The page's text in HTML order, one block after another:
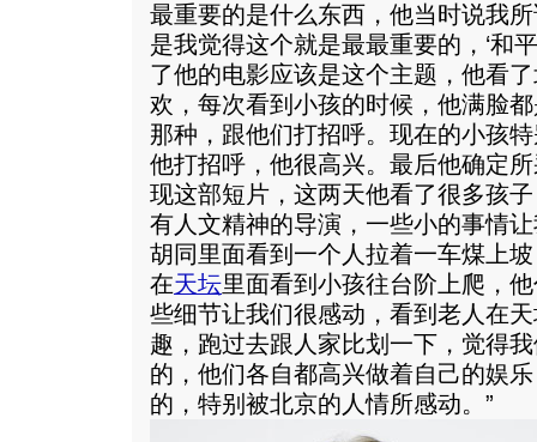
最重要的是什么东西，他当时说我
是我觉得这个就是最最重要的，‘和
了他的电影应该是这个主题，他看
欢，每次看到小孩的时候，他满脸
那种，跟他们打招呼。现在的小孩
他打招呼，他很高兴。最后他确定
现这部短片，这两天他看了很多孩
有人文精神的导演，一些小的事情
胡同里面看到一个人拉着一车煤上
在天坛里面看到小孩往台阶上爬，
些细节让我们很感动，看到老人在
趣，跑过去跟人家比划一下，觉得
的，他们各自都高兴做着自己的娱
的，特别被北京的人情所感动。”